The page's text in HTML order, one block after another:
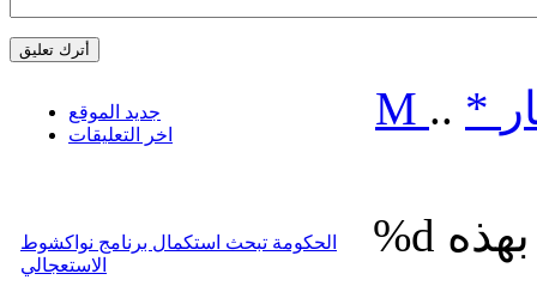
جديد الموقع
اخر التعليقات
الحكومة تبحث استكمال برنامج نواكشوط
الاستعجالي
M .. *
%d